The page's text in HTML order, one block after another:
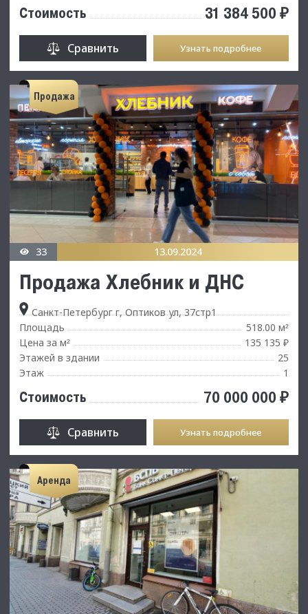
Стоимость 31 384 500 ₽
Сравнить Узнать подробнее
Продажа
33 13.09.2024
Продажа Хлебник и ДНС
Санкт-Петербург г, Оптиков ул, 37стр1
Площадь
518.00 м²
Цена за м²
135 135 ₽
Этажей в здании
25
Этаж
1
Стоимость 70 000 000 ₽
Сравнить Узнать подробнее
Аренда